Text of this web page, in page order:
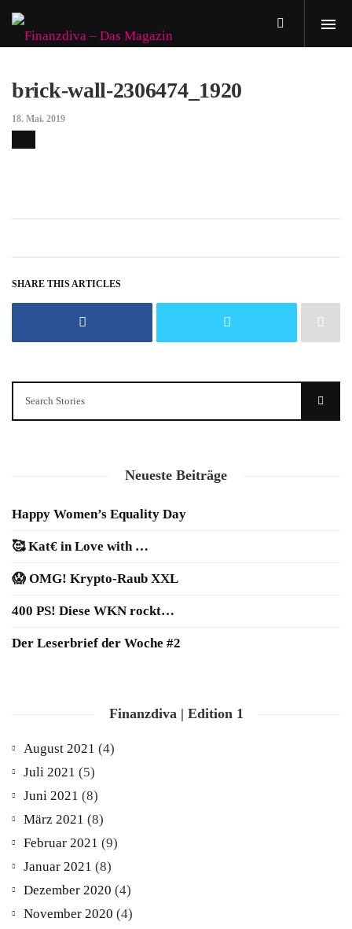
brick-wall-2306474_1920
18. Mai. 2019
SHARE THIS ARTICLES
Neueste Beiträge
Happy Women’s Equality Day
🥰 Kat€ in Love with …
😱 OMG! Krypto-Raub XXL
400 PS! Diese WKN rockt…
Der Leserbrief der Woche #2
Finanzdiva | Edition 1
August 2021 (4)
Juli 2021 (5)
Juni 2021 (8)
März 2021 (8)
Februar 2021 (9)
Januar 2021 (8)
Dezember 2020 (4)
November 2020 (4)